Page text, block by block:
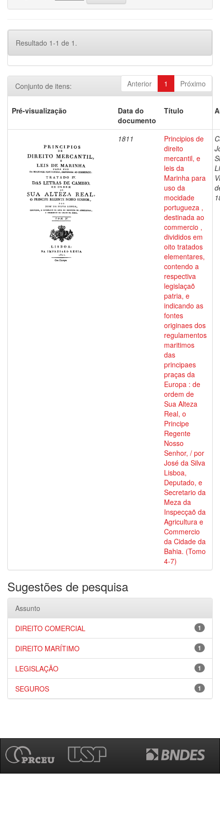
Resultado 1-1 de 1.
Anterior 1 Próximo
Conjunto de itens:
Pré-visualização
Data do
documento
Título
1811
Principios de
direito
mercantil, e
leis da
Marinha para
uso da
mocidade
portugueza ,
destinada ao
commercio ,
divididos em
oito tratados
elementares,
contendo a
respectiva
legislaçaõ
patria, e
indicando as
fontes
originaes dos
regulamentos
maritimos
das
principaes
praças da
Europa : de
ordem de
Sua Alteza
Real, o
Principe
Regente
Nosso
Senhor, / por
José da Silva
Lisboa,
Deputado, e
Secretario da
Meza da
Inspecçaõ da
Agricultura e
Commercio
da Cidade da
Bahia. (Tomo
4-7)
Sugestões de pesquisa
Assunto
1
DIREITO COMERCIAL
1
DIREITO MARÍTIMO
1
LEGISLAÇÃO
1
SEGUROS